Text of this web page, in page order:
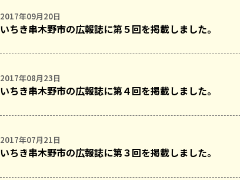
2017年09月20日
いちき串木野市の広報誌に第５回を掲載しました。
2017年08月23日
いちき串木野市の広報誌に第４回を掲載しました。
2017年07月21日
いちき串木野市の広報誌に第３回を掲載しました。